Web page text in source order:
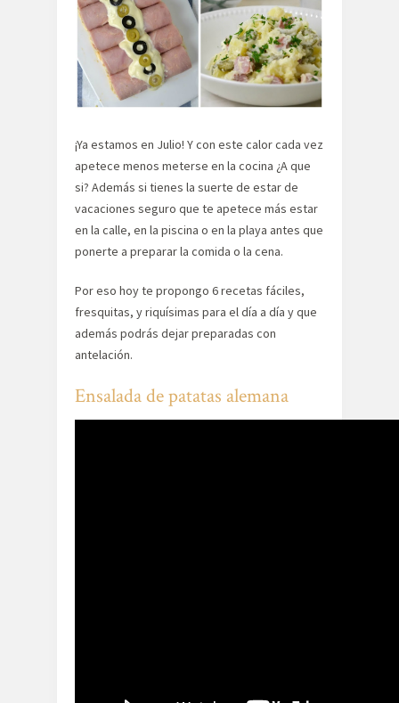
¡Ya estamos en Julio! Y con este calor cada vez
apetece menos meterse en la cocina ¿A que
si? Además si tienes la suerte de estar de
vacaciones seguro que te apetece más estar
en la calle, en la piscina o en la playa antes que
ponerte a preparar la comida o la cena.
Por eso hoy te propongo 6 recetas fáciles,
fresquitas, y riquísimas para el día a día y que
además podrás dejar preparadas con
antelación.
Ensalada de patatas alemana